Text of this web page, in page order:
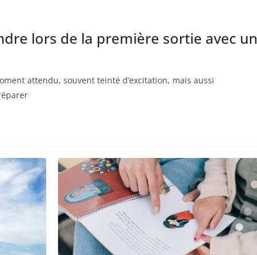
lors de la première sortie avec un
attendu, souvent teinté d’excitation, mais aussi